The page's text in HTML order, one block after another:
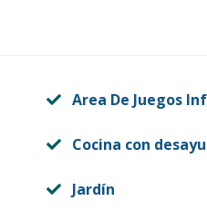
Area De Juegos
Cocina con
Jardín